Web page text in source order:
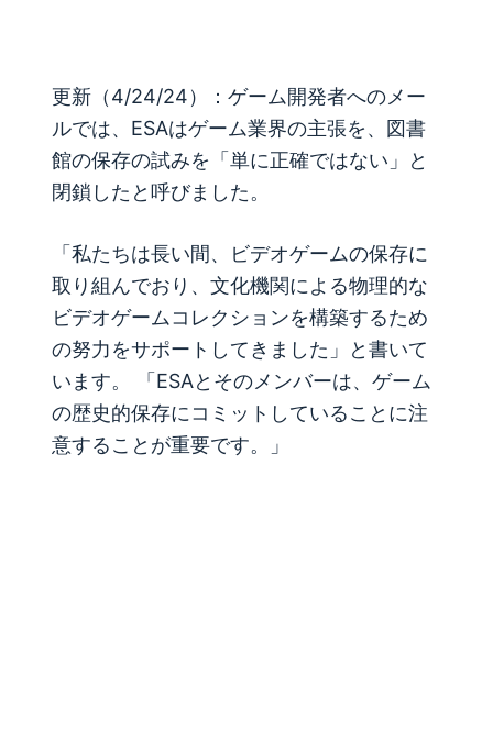
更新（4/24/24）： ゲーム開発者へのメー
ルでは、ESAはゲーム業界の主張を、図書
館の保存の試みを「単に正確ではない」と
閉鎖したと呼びました。
「私たちは長い間、ビデオゲームの保存に
取り組んでおり、文化機関による物理的な
ビデオゲームコレクションを構築するため
の努力をサポートしてきました」と書いて
います。 「ESAとそのメンバーは、ゲーム
の歴史的保存にコミットしていることに注
意することが重要です。」